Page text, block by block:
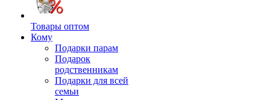
Товары оптом
Кому
Подарки парам
Подарок
родственникам
Подарки для всей
семьи